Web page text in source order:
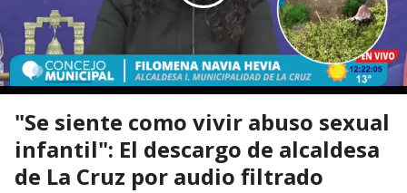
"Se siente como vivir abuso sexual
infantil": El descargo de alcaldesa
de La Cruz por audio filtrado